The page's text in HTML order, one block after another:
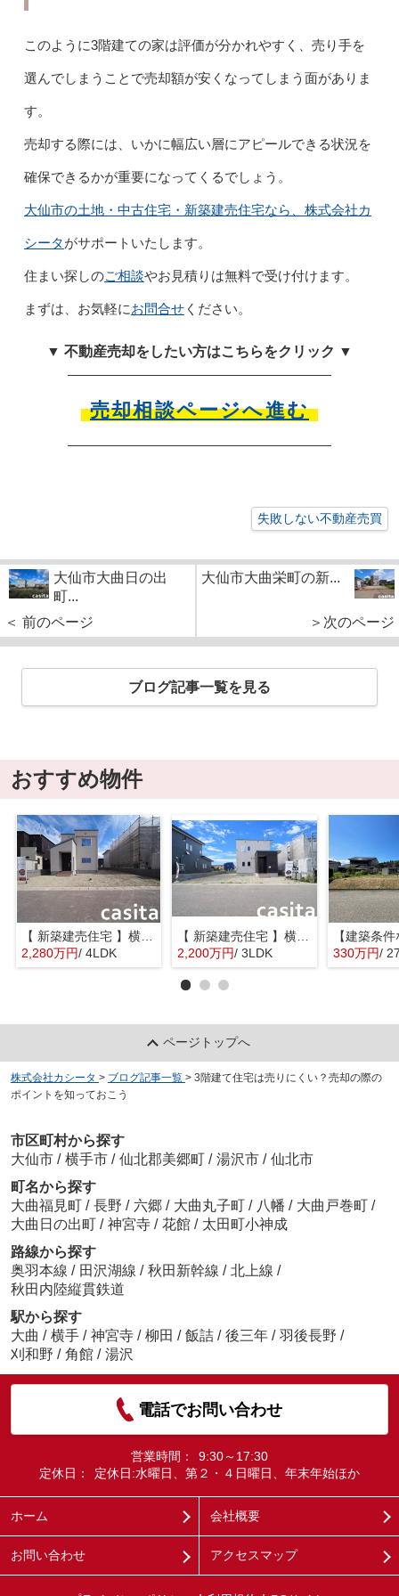
このように3階建ての家は評価が分かれやすく、売り手を
選んでしまうことで売却額が安くなってしまう面がありま
す。
売却する際には、いかに幅広い層にアピールできる状況を
確保できるかが重要になってくるでしょう。
大仙市の土地・中古住宅・新築建売住宅なら、株式会社カ
シータがサポートいたします。
住まい探しのご相談やお見積りは無料で受け付けます。
まずは、お気軽にお問合せください。
▼ 不動産売却をしたい方はこちらをクリック ▼
売却相談ページへ進む
失敗しない不動産売買
大仙市大曲日の出
町...
＜ 前のページ
大仙市大曲栄町の新...
＞次のページ
ブログ記事一覧を見る
おすすめ物件
【 新築建売住宅 】横手市八幡字長者町No58 横手北小学校区のオール電化 4LDK
2,280万円/ 4LDK
【 新築建売住宅 】横手市八幡字長者町No50 横手北小学校区のオール電化 3LDK
2,200万円/ 3LDK 330万円/
ページトップへ
株式会社カシータ > ブログ記事一覧 > 3階建て住宅は売りにくい？売却の際の
ポイントを知っておこう
市区町村から探す
大仙市 / 横手市 / 仙北郡美郷町 / 湯沢市 / 仙北市
町名から探す
大曲福見町 / 長野 / 六郷 / 大曲丸子町 / 八幡 / 大曲戸巻町 /
大曲日の出町 / 神宮寺 / 花館 / 太田町小神成
路線から探す
奥羽本線 / 田沢湖線 / 秋田新幹線 / 北上線 /
秋田内陸縦貫鉄道
駅から探す
大曲 / 横手 / 神宮寺 / 柳田 / 飯詰 / 後三年 / 羽後長野 /
刈和野 / 角館 / 湯沢
電話でお問い合わせ
営業時間：
9:30～17:30
定休日：
定休日:水曜日、第２・４日曜日、年末年始ほか
ホーム 会社概要
お問い合わせ アクセスマップ